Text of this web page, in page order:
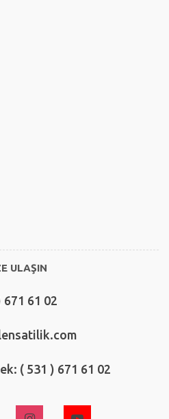
ULAŞIN
671 61 02
( 531 ) 671 61 02